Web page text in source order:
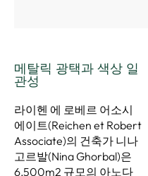
메탈릭 광택과 색상 일
관성
라이헨 에 로베르 어소시
에이트(Reichen et Robert
Associate)의 건축가 니나
고르발(Nina Ghorbal)은
6,500m2 규모의 아노다